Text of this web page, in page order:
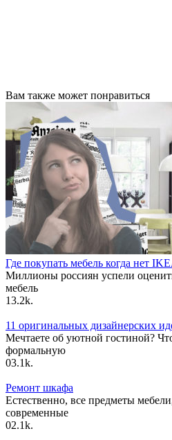
Вам также может понравиться
Где покупать мебель когда нет
Миллионы россиян успели
мебель
13.2k.
11 оригинальных дизайнерских
Мечтаете об уютной гостиной?
формальную
03.1k.
Ремонт шкафа
Естественно, все предметы
современные
02.1k.